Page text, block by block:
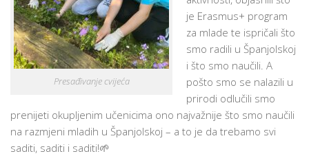
Presađivanje cvijeća
je Erasmus+ program
za mlade te ispričali što
smo radili u Španjolskoj
i što smo naučili. A
pošto smo se nalazili u
prirodi odlučili smo
prenijeti okupljenim učenicima ono najvažnije što smo naučili
na razmjeni mladih u Španjolskoj – a to je da trebamo svi
saditi, saditi i saditi!🌱